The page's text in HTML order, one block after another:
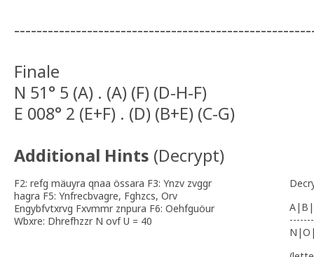
Finale
N 51° 5 (A) . (A) (F) (D-H-F)
E 008° 2 (E+F) . (D) (B+E) (C-G)
Additional Hints (Decrypt)
F2: refg mäuyra qnaa össara F3: Ynzv zvggr
hagra F5: Ynfrecbvagre, Fghzcs, Orv
Engybfvtxrvg Fxvmmr znpura F6: Oehfguöur
Wbxre: Dhrefhzzr N ovf U = 40